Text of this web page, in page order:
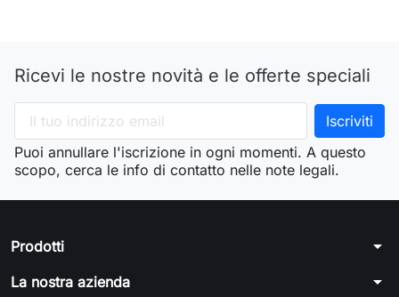
Ricevi le nostre novità e le offerte speciali
Puoi annullare l'iscrizione in ogni momenti. A questo
scopo, cerca le info di contatto nelle note legali.
Prodotti arrow_drop_down
La nostra azienda arrow_drop_down